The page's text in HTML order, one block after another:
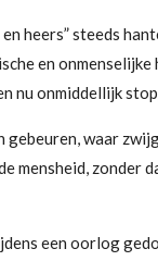
heers” steeds
en
nu onmiddellijk
waar
zonder
een oorlog